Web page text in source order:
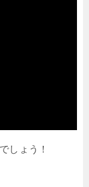
しょう！